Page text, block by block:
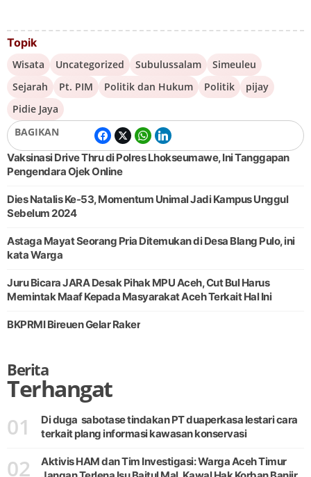
Topik
Wisata Uncategorized Subulussalam
Simeuleu
Sejarah
Pt. PIM Politik dan Hukum Politik
pijay
Pidie Jaya
BAGIKAN
Vaksinasi Drive Thru di Polres Lhokseumawe, Ini Tanggapan
Pengendara Ojek Online
Dies Natalis Ke-53, Momentum Unimal Jadi Kampus Unggul
Sebelum 2024
Astaga Mayat Seorang Pria Ditemukan di Desa Blang Pulo, ini
kata Warga
Juru Bicara JARA Desak Pihak MPU Aceh, Cut Bul Harus
Memintak Maaf Kepada Masyarakat Aceh Terkait Hal Ini
BKPRMI Bireuen Gelar Raker
Berita
Terhangat
01
Di duga sabotase tindakan PT duaperkasa lestari cara
terkait plang informasi kawasan konservasi
02
Aktivis HAM dan Tim Investigasi: Warga Aceh Timur